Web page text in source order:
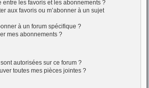
entre les favoris et les abonnements ?
aux favoris ou m’abonner à un sujet
à un forum spécifique ?
mes abonnements ?
autorisées sur ce forum ?
toutes mes pièces jointes ?